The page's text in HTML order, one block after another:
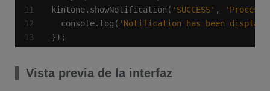
kintone.showNotification( 'SUCCESS' ,
  console.log(
'Notification has been
});
Vista previa de la interfaz